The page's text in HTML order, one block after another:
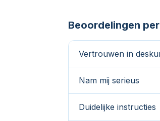
Beoordelingen
Vertrouwen in
Nam mij serieus
Duidelijke instructies